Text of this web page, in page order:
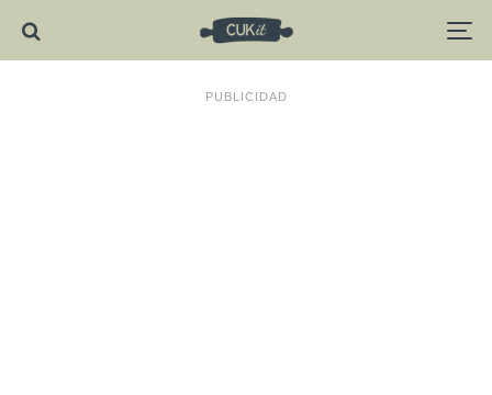
PUBLICIDAD